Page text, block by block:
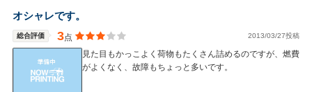
オシャレです。
総合評価 3点 2013/03/27投稿
見た目もかっこよく荷物もたくさん詰めるのですが、燃費
がよくなく、故障もちょっと多いです。